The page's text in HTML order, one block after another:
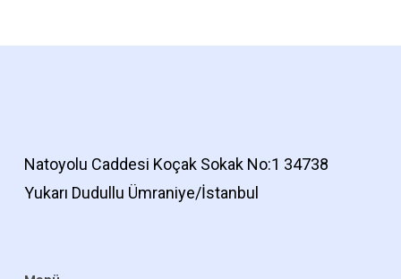
Natoyolu Caddesi Koçak Sokak No:1 34738
Yukarı Dudullu Ümraniye/İstanbul